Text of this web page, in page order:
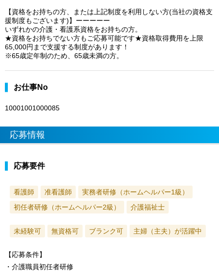
【資格をお持ちの方、または上記制度を利用しない方(当社の資格支
援制度もございます)】ーーーーー
いずれかの介護・看護系資格をお持ちの方。
★資格をお持ちでない方もご応募可能です★資格取得費用を上限
65,000円まで支援する制度があります！
※65歳定年制のため、65歳未満の方。
お仕事No
10001001000085
応募情報
応募要件
看護師 准看護師
実務者研修（ホームヘルパー1級）
初任者研修（ホームヘルパー2級）
介護福祉士
未経験可 無資格可 ブランク可 主婦（主夫）が活躍中
【応募条件】
・介護職員初任者研修